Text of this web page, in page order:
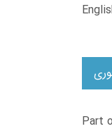
Part